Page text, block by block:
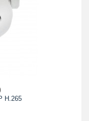
H.265